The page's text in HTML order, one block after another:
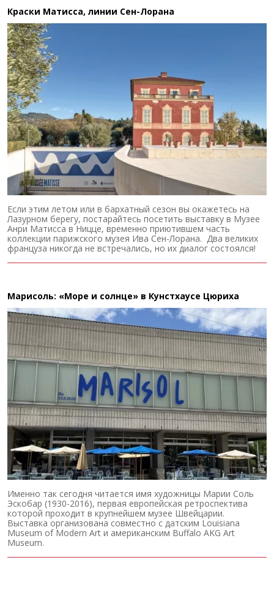
Краски Матисса, линии Сен-Лорана
Если этим летом или в бархатный сезон вы окажетесь на
Лазурном берегу, постарайтесь посетить выставку в Музее
Анри Матисса в Ницце, временно приютившем часть
коллекции парижского музея Ива Сен-Лорана. Два великих
француза никогда не встречались, но их диалог состоялся!
Марисоль: «Море и солнце» в Кунстхаусе Цюриха
Именно так сегодня читается имя художницы Марии Соль
Эскобар (1930-2016), первая европейская ретроспектива
которой проходит в крупнейшем музее Швейцарии.
Выставка организована совместно с датским Louisiana
Museum of Modern Art и американским Buffalo AKG Art
Museum.